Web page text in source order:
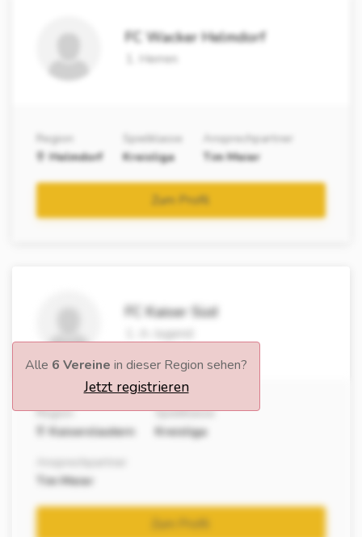
FC Wacker Helmdorf
1. Herren
Region
Helmdorf
Spielklasse
Kreisliga
Ansprechpartner
Tim Meier
Zum Profil
FC Kaiser Süd
1. A-Jugend
Region
Kaiserslautern
Spielklasse
Kreisliga
Tim Meier
Zum Profil
Alle 6 Vereine in dieser Region sehen?
Jetzt registrieren